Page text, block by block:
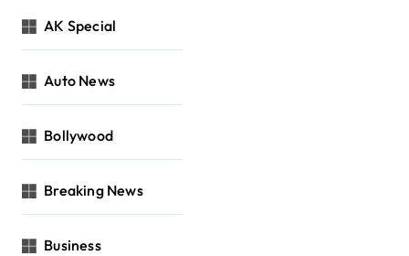
AK Special
Auto News
Bollywood
Breaking News
Business